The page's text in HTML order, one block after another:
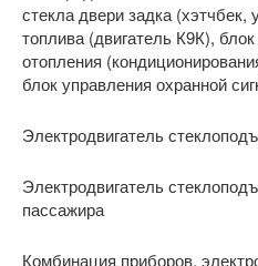
стекла двери задка (хэтчбек,
топлива (двигатель К9К),
отопления
блок управления охранной
Электродвигатель
Электродвигатель
пассажира
Комбинация приборов,